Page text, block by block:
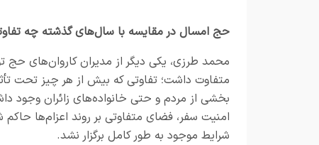
حج امسال در مقایسه با سال‌های گذشته چه
محمد طرزی، یکی دیگر از مدیران کاروان‌های
متفاوت داشت؛ تفاوتی که بیش از هر چیز تحت
بخشی از مردم و حتی خانواده‌های زائران وجود
امنیت سفر، فضای متفاوتی بر روند اعزام‌ها
شرایط موجود به طور کامل برگزار نشد.